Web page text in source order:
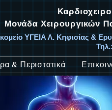
Μονάδα Χειρουργικών
ΥΓΕΙΑ Λ. Κηφισίας &
& Περιστατικά